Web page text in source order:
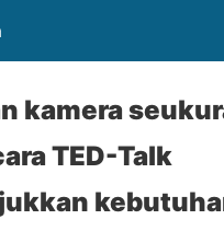
kamera
TED-Talk